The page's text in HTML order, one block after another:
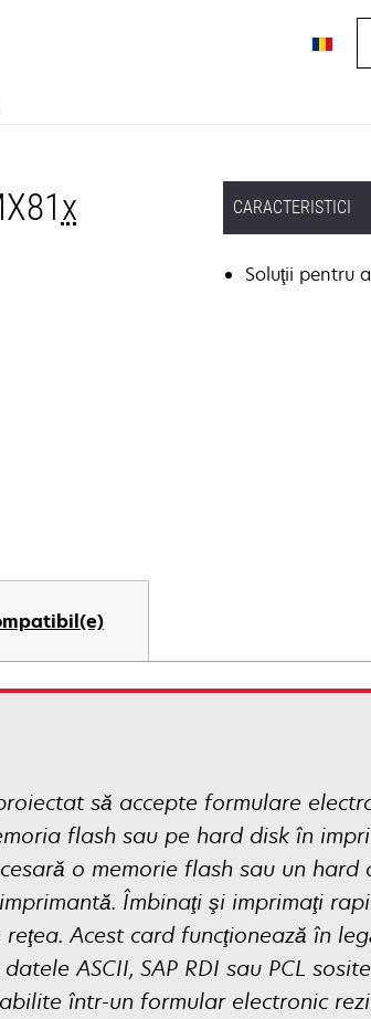
x CARACTERISTICI
Soluţii pentru
să accepte formulare
flash sau pe hard disk în
o memorie flash sau un hard
Îmbinaţi şi imprimaţi
Acest card funcţionează în
ASCII, SAP RDI sau PCL
într-un formular electronic